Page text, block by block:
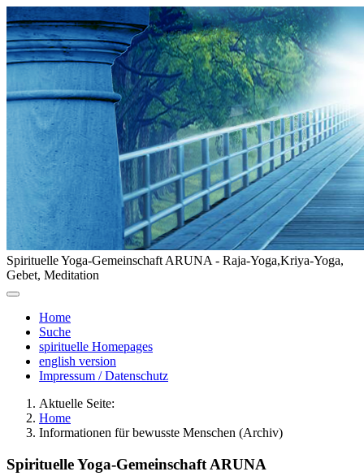
Spirituelle Yoga-Gemeinschaft ARUNA - Raja-Yoga,Kriya-Yoga,
Gebet, Meditation
Home
Suche
spirituelle Homepages
english version
Impressum / Datenschutz
Aktuelle Seite:
Home
Informationen für bewusste Menschen (Archiv)
Spirituelle Yoga-Gemeinschaft ARUNA